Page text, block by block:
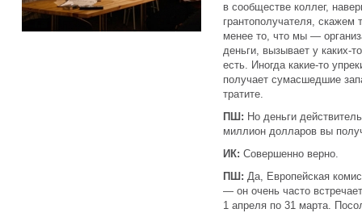
в сообществе коллег,
грантополучателя,
менее то, что мы —
деньги, вызывает у каких-
есть. Иногда какие-то
получает сумасшедшие
тратите.
ПШ: Но деньги
миллион долларов вы
ИК: Совершенно верно.
ПШ: Да, Европейская
— он очень часто
1 апреля по 31 марта.